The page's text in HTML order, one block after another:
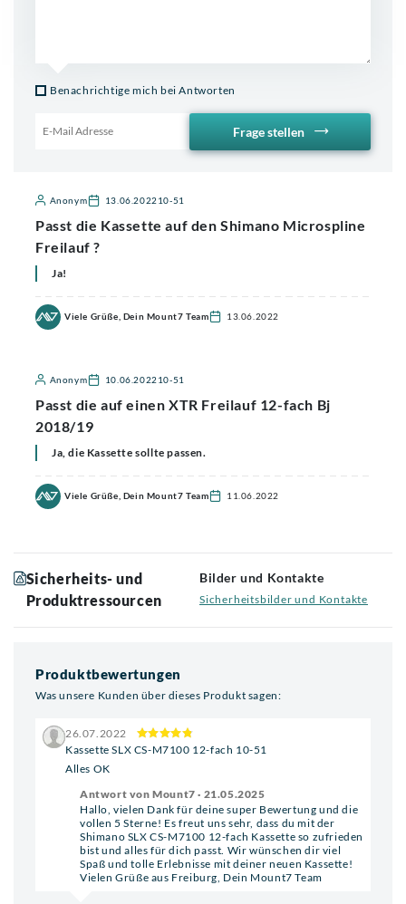
Benachrichtige mich bei Antworten
Frage stellen
Anonym 13.06.2022 10-51
Passt die Kassette auf den Shimano Microspline
Freilauf ?
Ja!
Viele Grüße, Dein Mount7 Team 13.06.2022
Anonym 10.06.2022 10-51
Passt die auf einen XTR Freilauf 12-fach Bj
2018/19
Ja, die Kassette sollte passen.
Viele Grüße, Dein Mount7 Team 11.06.2022
Sicherheits- und
Produktressourcen
Bilder und Kontakte
Sicherheitsbilder und Kontakte
Produktbewertungen
Was unsere Kunden über dieses Produkt sagen:
26.07.2022
Kassette SLX CS-M7100 12-fach 10-51
Alles OK
Antwort von Mount7 · 21.05.2025
Hallo, vielen Dank für deine super Bewertung und die
vollen 5 Sterne! Es freut uns sehr, dass du mit der
Shimano SLX CS-M7100 12-fach Kassette so zufrieden
bist und alles für dich passt. Wir wünschen dir viel
Spaß und tolle Erlebnisse mit deiner neuen Kassette!
Vielen Grüße aus Freiburg, Dein Mount7 Team